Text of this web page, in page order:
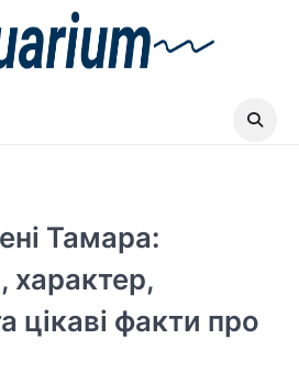
Тамара:
характер,
цікаві факти про